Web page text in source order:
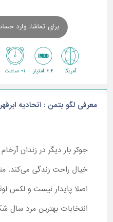
برای تماشا، وارد
آمریکا 6.4 امتیاز 1+ ساعت
معرفی لگو بتمن : اتحادیه
جوکر بار دیگر در زندان
خیال راحت زندگی می‌کند.
اصلا پایدار نیست و لکس
انتخابات بهترین مرد